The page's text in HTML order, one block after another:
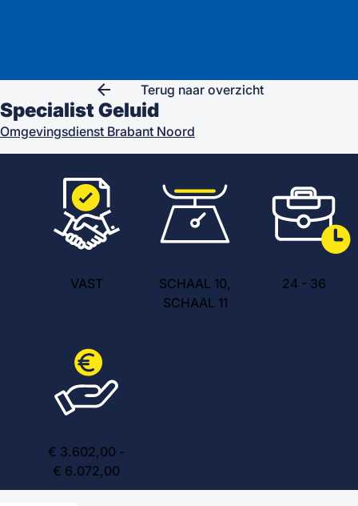
arrow_back Terug naar overzicht
Specialist Geluid
Omgevingsdienst Brabant Noord
VAST
SCHAAL 10,
SCHAAL 11
24 - 36
€ 3.602,00 -
€ 6.072,00